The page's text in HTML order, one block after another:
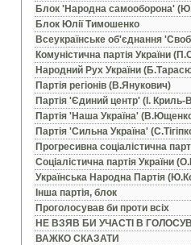
Блок 'Народна самооборона'
Блок Юлiї Тимошенко
Всеукраїнське об'єднання
Комунiстична партiя України
Народний Рух України
Партiя регiонiв (В.Янукович)
Партiя 'Єдиний центр' (I. Криль-
Партiя 'Наша Україна'
Партiя 'Сильна Україна'
Прогресивна соцiалiстична
Соцiалiстична партiя України
Українська Народна Партiя
Iнша партiя, блок
Проголосував би проти всiх
НЕ ВЗЯВ БИ УЧАСТI В
ВАЖКО СКАЗАТИ